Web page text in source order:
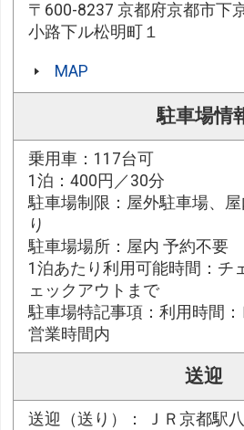
〒600-8237 京都府京都市下
小路下ル松明町１
MAP
駐車場情
乗用車：117台可
1泊：400円／30分
駐車場制限：屋外駐車場、
り
駐車場場所：屋内 予約不要
1泊あたり利用可能時間：チ
ェックアウトまで
駐車場特記事項：利用時間
営業時間内
送迎
送迎（送り）： ＪＲ京都駅